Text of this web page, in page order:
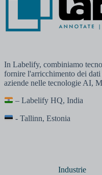
In Labelify, combiniamo
fornire l'arricchimento dei
aziende nelle tecnologie AI,
– Labelify HQ, India
- Tallinn, Estonia
Industrie